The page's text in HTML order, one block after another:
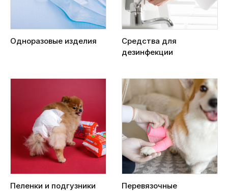
Одноразовые изделия
Средства для
дезинфекции
Пеленки и подгузники
Перевязочные